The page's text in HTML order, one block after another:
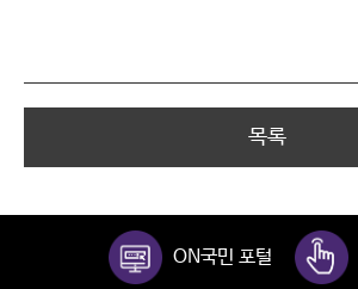
목록
ON국민 포털